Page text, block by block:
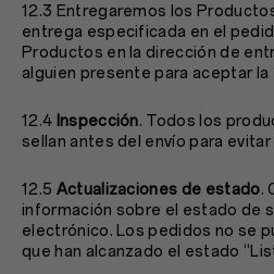
12.3 Entregaremos los
entrega especificada en el
Productos en la dirección de
alguien presente para aceptar la
12.4 Inspección. Todos los
sellan antes del envío para evitar
12.5 Actualizaciones de estado.
información sobre el estado de
electrónico. Los pedidos no se
que han alcanzado el estado